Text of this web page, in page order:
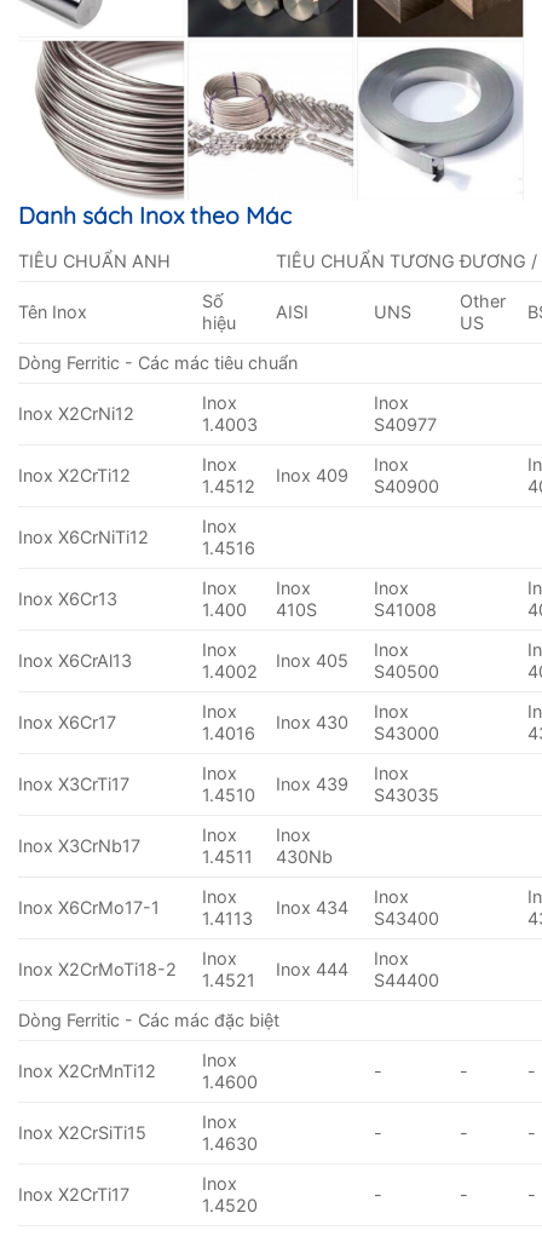
Danh sách Inox theo Mác
TIÊU CHUẨN ANH TIÊU CHUẨN TƯƠNG ĐƯƠNG /
Tên Inox
Số
hiệu
AISI UNS
Other
US
Dòng Ferritic - Các mác tiêu chuẩn
Inox X2CrNi12
Inox
1.4003
Inox
S40977
Inox X2CrTi12
Inox
1.4512
Inox 409
Inox
S40900
Inox X6CrNiTi12
Inox
1.4516
Inox X6Cr13
Inox
1.400
Inox
410S
Inox
S41008
Inox X6CrAl13
Inox
1.4002
Inox 405
Inox
S40500
Inox X6Cr17
Inox
1.4016
Inox 430
Inox
S43000
Inox X3CrTi17
Inox
1.4510
Inox 439
Inox
S43035
Inox X3CrNb17
Inox
1.4511
Inox
430Nb
Inox X6CrMo17-1
Inox
1.4113
Inox 434
Inox
S43400
Inox X2CrMoTi18-2
Inox
1.4521
Inox 444
Inox
S44400
Dòng Ferritic - Các mác đặc biệt
Inox X2CrMnTi12
Inox
1.4600
- - -
Inox X2CrSiTi15
Inox
1.4630
- - -
Inox X2CrTi17
Inox
1.4520
- - -